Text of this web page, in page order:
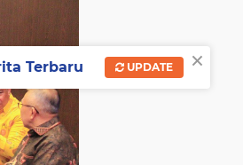
×
Terbaru UPDATE